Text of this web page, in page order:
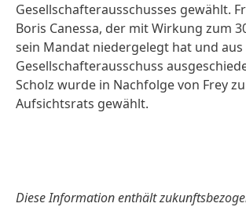
Gesellschafterausschusses gewählt.
Boris Canessa, der mit Wirkung zum
sein Mandat niedergelegt hat und aus
Gesellschafterausschuss
Scholz wurde in Nachfolge von Frey
Aufsichtsrats gewählt.
Diese Information enthält